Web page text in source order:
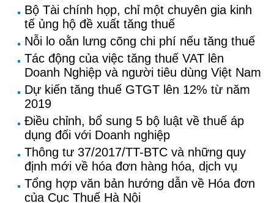
Bộ Tài chính họp, chỉ một chuyên gia kinh
tế ủng hộ đề xuất tăng thuế
Nỗi lo oằn lưng cõng chi phí nếu tăng thuế
Tác động của việc tăng thuế VAT lên
Doanh Nghiệp và người tiêu dùng Việt Nam
Dự kiến tăng thuế GTGT lên 12% từ năm
2019
Điều chỉnh, bổ sung 5 bộ luật về thuế áp
dụng đối với Doanh nghiệp
Thông tư 37/2017/TT-BTC và những quy
định mới về hóa đơn hàng hóa, dịch vụ
Tổng hợp văn bản hướng dẫn về Hóa đơn
của Cục Thuế Hà Nội